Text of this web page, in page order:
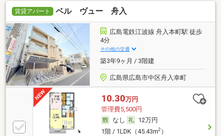
賃貸アパート ベル ヴュー 舟入
広島電鉄江波線 舟入本町駅 徒歩
4分
その他の交通
築3年9ヶ月 / 3階建
広島県広島市中区舟入幸町
10.30万円
管理費5,500円
なし
12万円
1階 / 1LDK（45.43m2）